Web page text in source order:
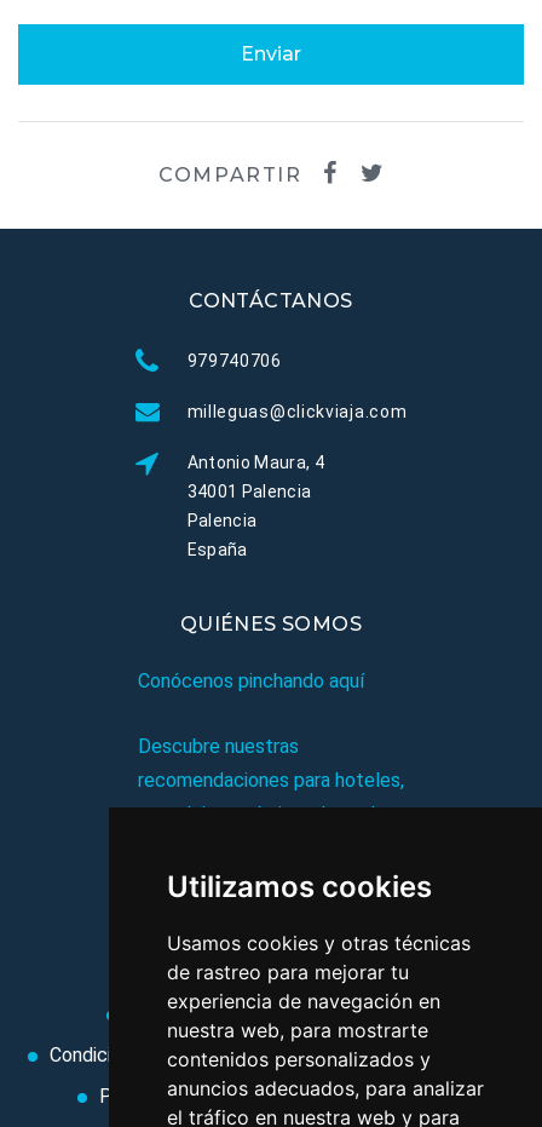
Utilizamos cookies
Usamos cookies y otras técnicas
de rastreo para mejorar tu
experiencia de navegación en
nuestra web, para mostrarte
contenidos personalizados y
anuncios adecuados, para analizar
el tráfico en nuestra web y para
Enviar
COMPARTIR
CONTÁCTANOS
979740706
milleguas@clickviaja.com
Antonio Maura, 4
34001 Palencia
Palencia
España
QUIÉNES SOMOS
Conócenos pinchando aquí
Descubre nuestras
recomendaciones para hoteles,
complejos turísticos, hostales,
viajes, y mucho más!
MI AGENCIA
Aviso legal
Condiciones de uso
Condiciones Generales
Ley de Viajes Combinados
Política de privacidad
Uso de cookies